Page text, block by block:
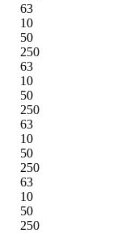
63
10
50
250
63
10
50
250
63
10
50
250
63
10
50
250